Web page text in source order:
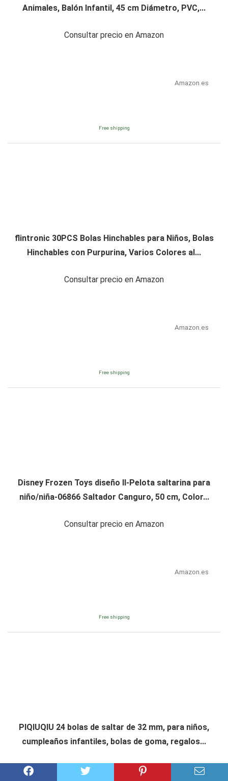
Animales, Balón Infantil, 45 cm Diámetro, PVC,...
Consultar precio en Amazon
Amazon.es
Free shipping
flintronic 30PCS Bolas Hinchables para Niños, Bolas
Hinchables con Purpurina, Varios Colores al...
Consultar precio en Amazon
Amazon.es
Free shipping
Disney Frozen Toys diseño II-Pelota saltarina para
niño/niña-06866 Saltador Canguro, 50 cm, Color...
Consultar precio en Amazon
Amazon.es
Free shipping
PIQIUQIU 24 bolas de saltar de 32 mm, para niños,
cumpleaños infantiles, bolas de goma, regalos...
Consultar precio en Amazon